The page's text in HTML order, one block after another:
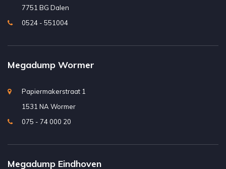
7751 BG Dalen
0524 - 551004
Megadump Wormer
Papiermakerstraat 1
1531 NA Wormer
075 - 74 000 20
Megadump Eindhoven